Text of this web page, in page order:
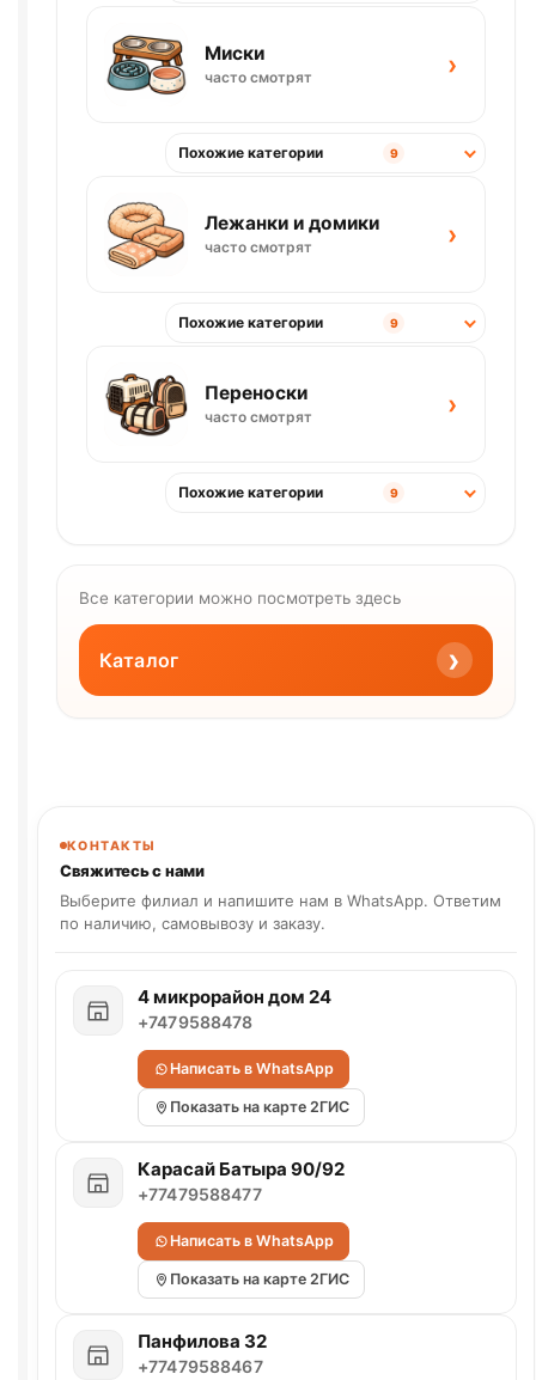
Миски
часто смотрят ›
Похожие категории 9
Лежанки и домики
часто смотрят ›
Похожие категории 9
Переноски
часто смотрят ›
Похожие категории 9
Все категории можно посмотреть здесь
Каталог ›
КОНТАКТЫ
Свяжитесь с нами
Выберите филиал и напишите нам в WhatsApp. Ответим
по наличию, самовывозу и заказу.
4 микрорайон дом 24
+7479588478
Написать в WhatsApp
Показать на карте 2ГИС
Карасай Батыра 90/92
+77479588477
Написать в WhatsApp
Показать на карте 2ГИС
Панфилова 32
+77479588467